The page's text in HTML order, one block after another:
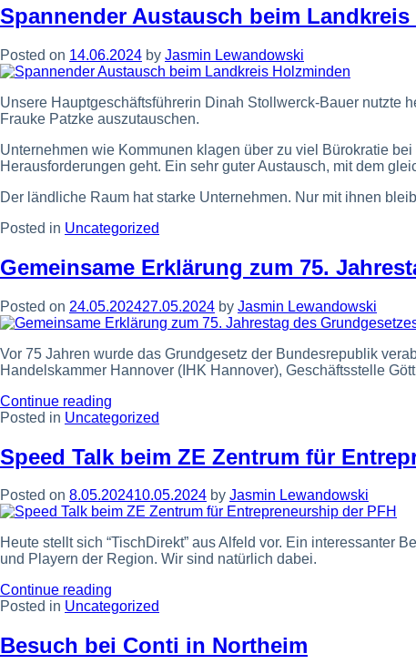
Metallindustriellen
Niedersachsens
der
Arbeitgeberverband
e.
V.
1000
Schülern
Teilnahme
an
der
in
Spannender Austausch beim
Posted on 14.06.2024 by Jasmin Lewandowski
Unsere Hauptgeschäftsführerin Dinah Stollwerck-Bauer nutzte
Frauke Patzke auszutauschen.
Unternehmen wie Kommunen klagen über zu viel Bürokratie
Herausforderungen geht. Ein sehr guter Austausch, mit dem
Der ländliche Raum hat starke Unternehmen. Nur mit ihnen
Posted in Uncategorized
Gemeinsame Erklärung zum 75.
Posted on 24.05.202427.05.2024 by Jasmin Lewandowski
Vor 75 Jahren wurde das Grundgesetz der Bundesrepublik
Handelskammer Hannover (IHK Hannover), Geschäftsstelle
Continue reading
Erklärung
75.
Jahrestag
Grundgesetzes”
Posted in Uncategorized
Speed Talk beim ZE Zentrum für
Posted on 8.05.202410.05.2024 by Jasmin Lewandowski
Heute stellt sich “TischDirekt” aus Alfeld vor. Ein interessanter
und Playern der Region. Wir sind natürlich dabei.
Continue reading
Talk
ZE
Zentrum
Posted in Uncategorized
Besuch bei Conti in Northeim